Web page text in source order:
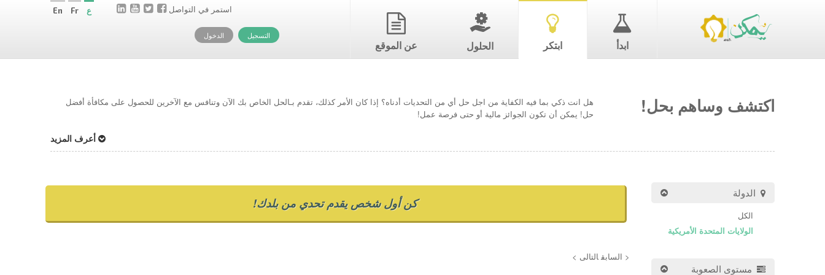
ابدأ ابتكر الحلول عن الموقع
استمر في التواصل En Fr ع
التسجيل الدخول
اكتشف وساهم بحل!
هل انت ذكي بما فيه الكفاية من اجل حل أي من التحديات أدناه؟ إذا كان الأمر كذلك، تقدم بـالحل الخاص بك الآن وتنافس مع الآخرين للحصول على مكافأة أفضل
حل! يمكن أن تكون الجوائز مالية أو حتى فرصة عمل!
أعرف المزيد
الدولة
الكل
الولايات المتحدة الأمريكية
مستوى الصعوبة
كن أول شخص يقدم تحدي من بلدك!
< السابق التالى >